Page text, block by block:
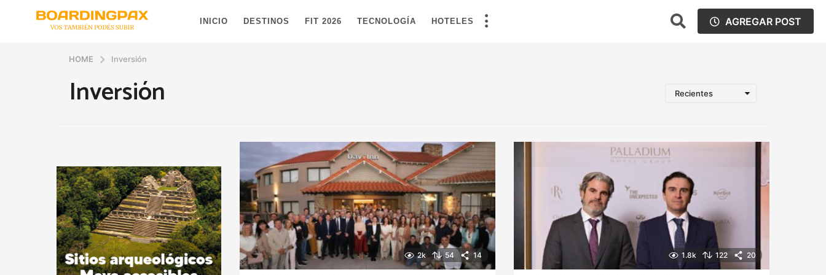
INICIO DESTINOS FIT 2026 TECNOLOGÍA HOTELES AGREGAR POST
HOME Inversión
Inversión Recientes
2k 54 14 1.8k 122 20